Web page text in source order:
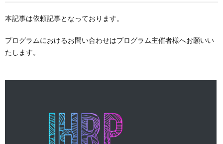
本記事は依頼記事となっております。
プログラムにおけるお問い合わせはプログラム主催者様へお願いい
たします。